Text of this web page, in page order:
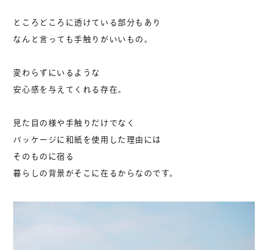
ところどころに透けている部分もあり
なんと言っても手触りがいいもの。
変わらずにいるような
安心感を与えてくれる存在。
見た目の様や手触りだけでなく
パッケージに和紙を使用した理由には
そのものに宿る
暮らしの背景がそこに在るからなのです。